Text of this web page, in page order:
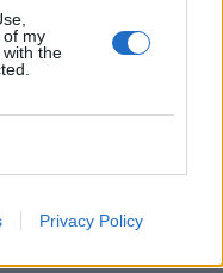
of my
the
Privacy Policy
žiadne recenzie.